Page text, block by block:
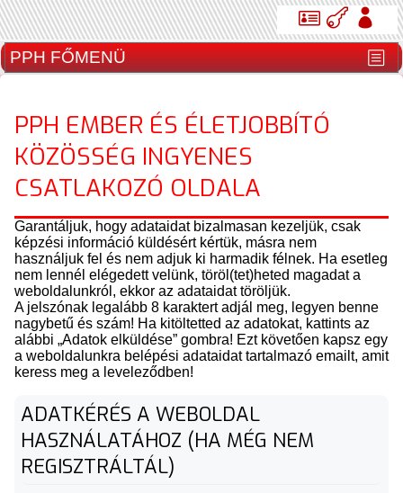
PPH EMBER ÉS ÉLETJOBBÍTÓ
KÖZÖSSÉG INGYENES
CSATLAKOZÓ OLDALA
Garantáljuk, hogy adataidat bizalmasan kezeljük, csak
képzési információ küldésért kértük, másra nem
használjuk fel és nem adjuk ki harmadik félnek. Ha esetleg
nem lennél elégedett velünk, töröl(tet)heted magadat a
weboldalunkról, ekkor az adataidat töröljük.
A jelszónak legalább 8 karaktert adjál meg, legyen benne
nagybetű és szám! Ha kitöltetted az adatokat, kattints az
alábbi „Adatok elküldése” gombra! Ezt követően kapsz egy
a weboldalunkra belépési adataidat tartalmazó emailt, amit
keress meg a leveleződben!
ADATKÉRÉS A WEBOLDAL
HASZNÁLATÁHOZ (HA MÉG NEM
REGISZTRÁLTÁL)